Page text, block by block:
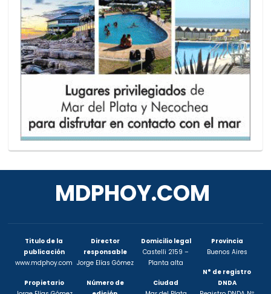
MDPHOY.COM
Titulo de la
publicación
www.mdphoy.com
Propietario
Director
responsable
Jorge Elías Gómez
Número de
Domicilio legal
Castelli 2159 –
Planta alta
Ciudad
Provincia
Buenos Aires
N° de registro
DNDA